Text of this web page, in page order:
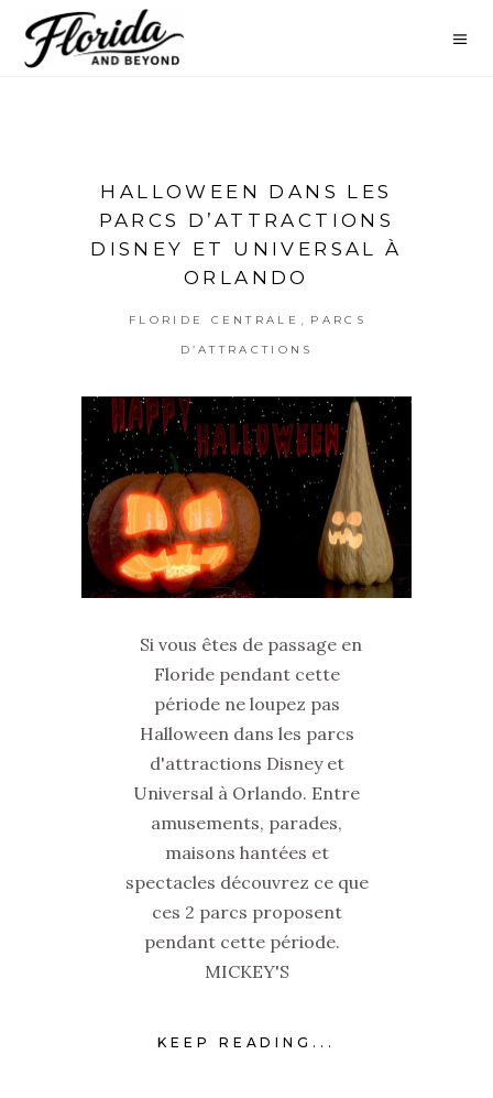
HALLOWEEN DANS LES
PARCS D’ATTRACTIONS
DISNEY ET UNIVERSAL À
ORLANDO
FLORIDE CENTRALE PARCS
D’ATTRACTIONS
Si vous êtes de passage en
Floride pendant cette
période ne loupez pas
Halloween dans les parcs
d'attractions Disney et
Universal à Orlando. Entre
amusements, parades,
maisons hantées et
spectacles découvrez ce que
ces 2 parcs proposent
pendant cette période.
MICKEY'S
KEEP READING...